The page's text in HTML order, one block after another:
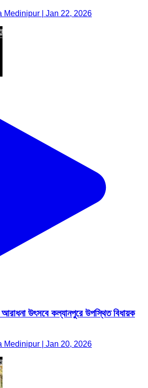
Medinipur | Jan 22, 2026
আরাধনা উৎসবে কল্যানপুরে উপস্থিত বিধায়ক
Medinipur | Jan 20, 2026